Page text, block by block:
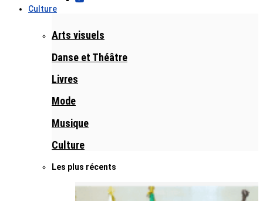
Culture
Arts visuels
Danse et Théâtre
Livres
Mode
Musique
Culture
Les plus récents